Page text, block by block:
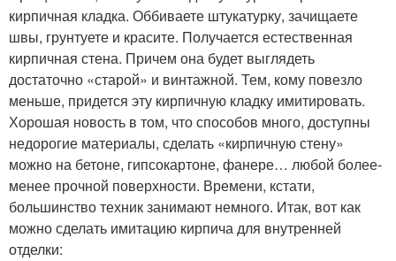
кирпичная кладка. Оббиваете штукатурку, зачищаете
швы, грунтуете и красите. Получается естественная
кирпичная стена. Причем она будет выглядеть
достаточно «старой» и винтажной. Тем, кому повезло
меньше, придется эту кирпичную кладку имитировать.
Хорошая новость в том, что способов много, доступны
недорогие материалы, сделать «кирпичную стену»
можно на бетоне, гипсокартоне, фанере… любой более-
менее прочной поверхности. Времени, кстати,
большинство техник занимают немного. Итак, вот как
можно сделать имитацию кирпича для внутренней
отделки: